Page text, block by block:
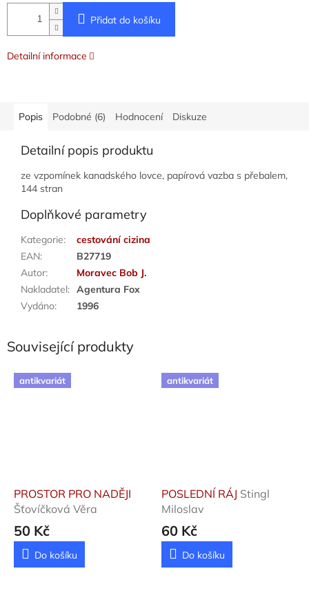
Přidat do košíku
Detailní informace
Popis Podobné (6) Hodnocení Diskuze
Detailní popis produktu
ze vzpomínek kanadského lovce, papírová vazba s přebalem,
144 stran
Doplňkové parametry
Kategorie:
cestování cizina
EAN:
B27719
Autor:
Moravec Bob J.
Nakladatel: Agentura Fox
Vydáno: 1996
Související produkty
antikvariát
PROSTOR PRO NADĚJI
Šťovíčková Věra
50 Kč
Do košíku
antikvariát
POSLEDNÍ RÁJ Stingl
Miloslav
60 Kč
Do košíku